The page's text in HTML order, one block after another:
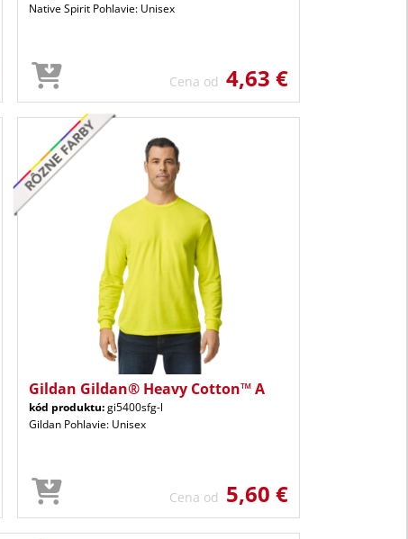
Native Spirit Pohlavie: Unisex
Cena od 4,63 €
Gildan Gildan® Heavy Cotton™ A
kód produktu:gi5400sfg-l
Gildan Pohlavie: Unisex
Cena od 5,60 €